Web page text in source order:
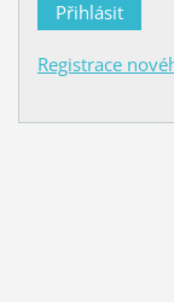
Registrace